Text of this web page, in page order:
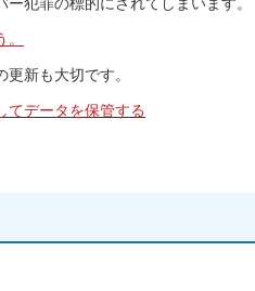
新も大切です。
てデータを保管する